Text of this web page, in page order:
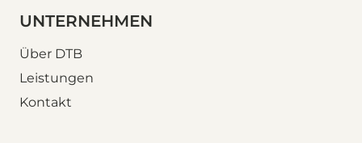
UNTERNEHMEN
Über DTB
Leistungen
Kontakt